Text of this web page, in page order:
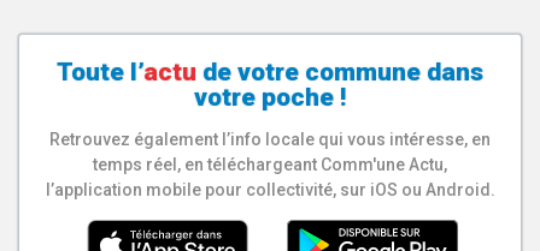
Toute l’actu de votre commune dans
votre poche !
Retrouvez également l’info locale qui vous intéresse, en
temps réel, en téléchargeant Comm'une Actu,
l’application mobile pour collectivité, sur iOS ou Android.